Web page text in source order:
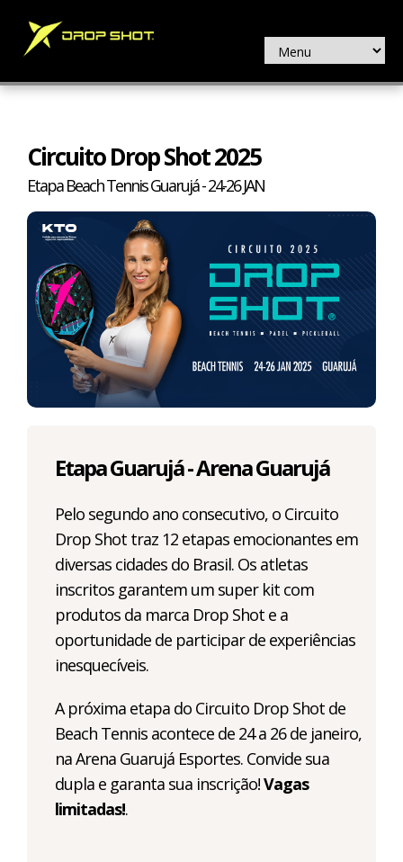
Circuito Drop Shot 2025
Etapa Beach Tennis Guarujá - 24-26 JAN
Etapa Guarujá - Arena Guarujá
Pelo segundo ano consecutivo, o Circuito
Drop Shot traz 12 etapas emocionantes em
diversas cidades do Brasil. Os atletas
inscritos garantem um super kit com
produtos da marca Drop Shot e a
oportunidade de participar de experiências
inesquecíveis.
A próxima etapa do Circuito Drop Shot de
Beach Tennis acontece de 24 a 26 de janeiro,
na Arena Guarujá Esportes. Convide sua
dupla e garanta sua inscrição!Vagas
limitadas!.